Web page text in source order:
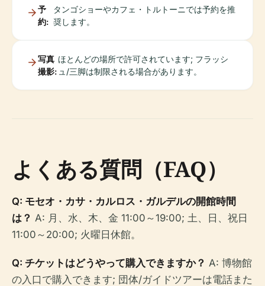
予
約:
タンゴショーやカフェ・トルトーニでは予約を推
奨します。
写真
撮影:
ほとんどの場所で許可されています; フラッシ
ュ/三脚は制限される場合があります。
よくある質問（FAQ）
Q: モセオ・カサ・カルロス・ガルデルの開館時間
は？ A: 月、水、木、金 11:00～19:00; 土、日、祝日
11:00～20:00; 火曜日休館。
Q: チケットはどうやって購入できますか？ A: 博物館
の入口で購入できます; 団体/ガイドツアーは電話また